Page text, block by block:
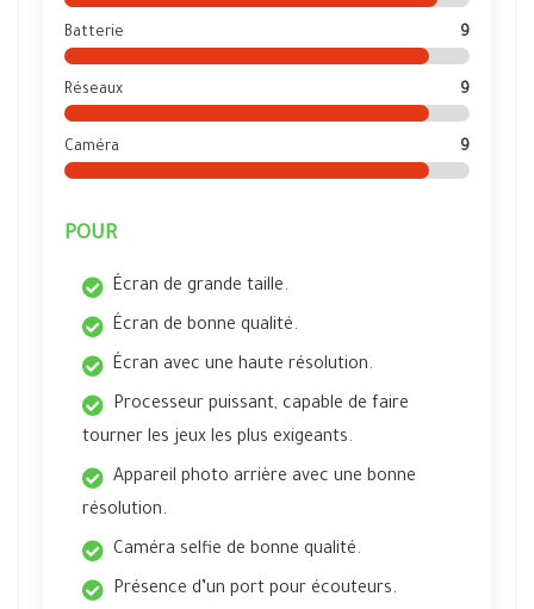
Batterie 9
Réseaux 9
Caméra 9
POUR
Écran de grande taille.
Écran de bonne qualité.
Écran avec une haute résolution.
Processeur puissant, capable de faire
tourner les jeux les plus exigeants.
Appareil photo arrière avec une bonne
résolution.
Caméra selfie de bonne qualité.
Présence d’un port pour écouteurs.